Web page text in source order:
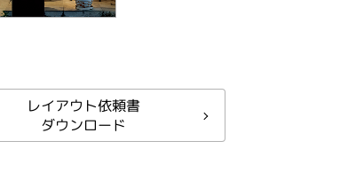
レイアウト依頼書
ダウンロード